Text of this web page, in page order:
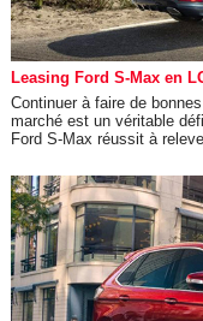
Leasing Ford S-Max en
Continuer à faire de
marché est un véritable
Ford S-Max réussit à